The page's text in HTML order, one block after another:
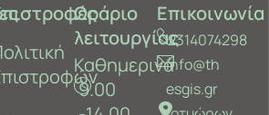
Ωράριο
λειτουργίας
Καθημερινά
9.00
Επικοινωνία
2314074298
info@th
esgis.gr